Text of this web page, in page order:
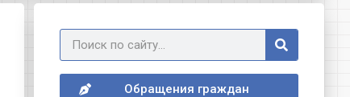
Обращения граждан